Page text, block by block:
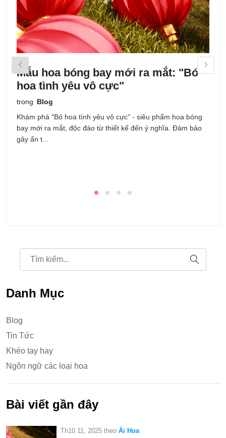
Mẫu hoa bóng bay mới ra mắt: "Bó
hoa tình yêu vô cực"
trong Blog
Khám phá "Bó hoa tình yêu vô cực" - siêu phẩm hoa bóng
bay mới ra mắt, độc đáo từ thiết kế đến ý nghĩa. Đảm bảo
gây ấn t...
Danh Mục
Blog
Tin Tức
Khéo tay hay
Ngôn ngữ các loại hoa
Bài viết gần đây
Th10 11, 2025 theo Ái Hoa